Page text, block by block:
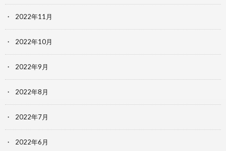
2022年11月
2022年10月
2022年9月
2022年8月
2022年7月
2022年6月